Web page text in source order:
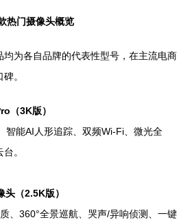
热门摄像头概览
均为各自品牌的代表性型号，在主流电商
。
（3K版）
智能AI人形追踪、双频Wi-Fi、微光全
。
（2.5K版）
、360°全景巡航、哭声/异响侦测、一键